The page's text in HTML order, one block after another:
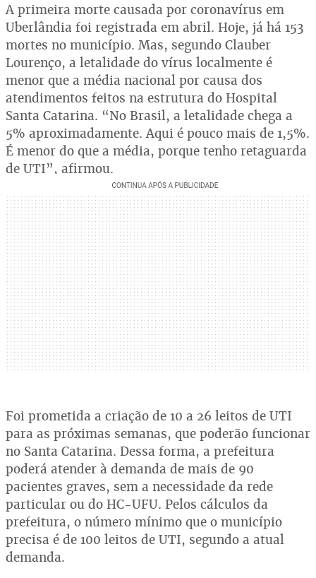
A primeira morte causada por coronavírus em
Uberlândia foi registrada em abril. Hoje, já há 153
mortes no município. Mas, segundo Clauber
Lourenço, a letalidade do vírus localmente é
menor que a média nacional por causa dos
atendimentos feitos na estrutura do Hospital
Santa Catarina. “No Brasil, a letalidade chega a
5% aproximadamente. Aqui é pouco mais de 1,5%.
É menor do que a média, porque tenho retaguarda
de UTI”, afirmou.
Foi prometida a criação de 10 a 26 leitos de UTI
para as próximas semanas, que poderão funcionar
no Santa Catarina. Dessa forma, a prefeitura
poderá atender à demanda de mais de 90
pacientes graves, sem a necessidade da rede
particular ou do HC-UFU. Pelos cálculos da
prefeitura, o número mínimo que o município
precisa é de 100 leitos de UTI, segundo a atual
demanda.